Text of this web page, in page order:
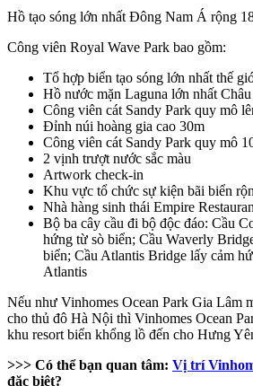
Hồ tạo sóng lớn nhất Đông Nam Á rộng
Công viên Royal Wave Park bao gồm:
Tổ hợp biển tạo sóng lớn nhất thế
Hồ nước mặn Laguna lớn nhất
Công viên cát Sandy Park quy mô
Đỉnh núi hoàng gia cao 30m
Công viên cát Sandy Park quy mô
2 vịnh trượt nước sắc màu
Artwork check-in
Khu vực tổ chức sự kiện bãi biển
Nhà hàng sinh thái Empire
Bộ ba cây cầu đi bộ độc đáo: Cầu
hứng từ sò biển; Cầu Waverly
biển; Cầu Atlantis Bridge lấy cảm
Atlantis
Nếu như Vinhomes Ocean Park Gia Lâm
cho thủ đô Hà Nội thì Vinhomes Ocean
khu resort biển khổng lồ đến cho Hưng
>>> Có thể bạn quan tâm: Vị trí
đặc biệt?